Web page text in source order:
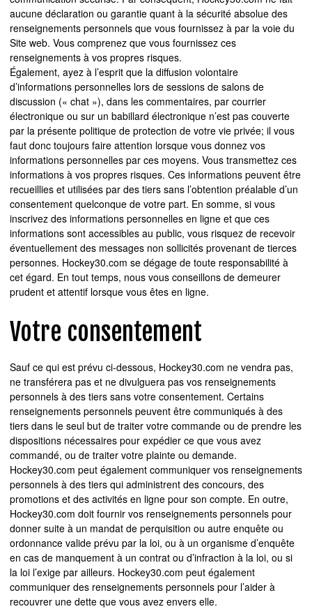
aucune déclaration ou garantie quant à la sécurité absolue des
renseignements personnels que vous fournissez à par la voie du
Site web. Vous comprenez que vous fournissez ces
renseignements à vos propres risques.
Également, ayez à l’esprit que la diffusion volontaire
d’informations personnelles lors de sessions de salons de
discussion (« chat »), dans les commentaires, par courrier
électronique ou sur un babillard électronique n’est pas couverte
par la présente politique de protection de votre vie privée; il vous
faut donc toujours faire attention lorsque vous donnez vos
informations personnelles par ces moyens. Vous transmettez ces
informations à vos propres risques. Ces informations peuvent être
recueillies et utilisées par des tiers sans l’obtention préalable d’un
consentement quelconque de votre part. En somme, si vous
inscrivez des informations personnelles en ligne et que ces
informations sont accessibles au public, vous risquez de recevoir
éventuellement des messages non sollicités provenant de tierces
personnes. Hockey30.com se dégage de toute responsabilité à
cet égard. En tout temps, nous vous conseillons de demeurer
prudent et attentif lorsque vous êtes en ligne.
Votre consentement
Sauf ce qui est prévu ci-dessous, Hockey30.com ne vendra pas,
ne transférera pas et ne divulguera pas vos renseignements
personnels à des tiers sans votre consentement. Certains
renseignements personnels peuvent être communiqués à des
tiers dans le seul but de traiter votre commande ou de prendre les
dispositions nécessaires pour expédier ce que vous avez
commandé, ou de traiter votre plainte ou demande.
Hockey30.com peut également communiquer vos renseignements
personnels à des tiers qui administrent des concours, des
promotions et des activités en ligne pour son compte. En outre,
Hockey30.com doit fournir vos renseignements personnels pour
donner suite à un mandat de perquisition ou autre enquête ou
ordonnance valide prévu par la loi, ou à un organisme d’enquête
en cas de manquement à un contrat ou d’infraction à la loi, ou si
la loi l’exige par ailleurs. Hockey30.com peut également
communiquer des renseignements personnels pour l’aider à
recouvrer une dette que vous avez envers elle.